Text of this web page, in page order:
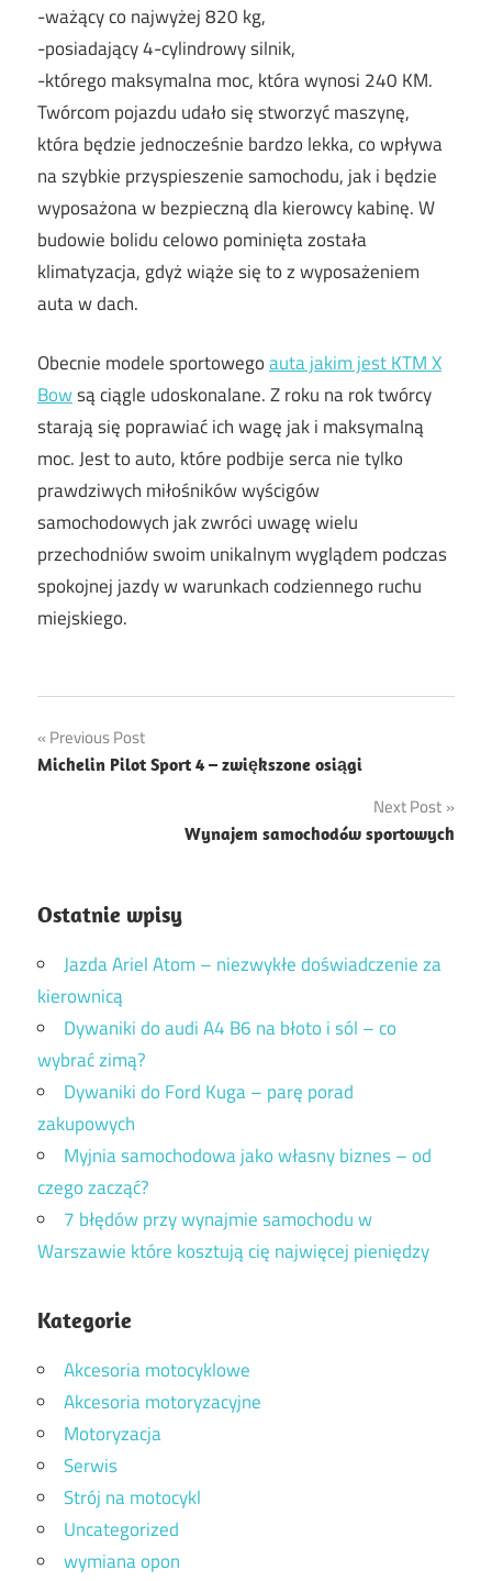
-ważący co najwyżej 820 kg,
-posiadający 4-cylindrowy silnik,
-którego maksymalna moc, która wynosi 240 KM.
Twórcom pojazdu udało się stworzyć maszynę,
która będzie jednocześnie bardzo lekka, co wpływa
na szybkie przyspieszenie samochodu, jak i będzie
wyposażona w bezpieczną dla kierowcy kabinę. W
budowie bolidu celowo pominięta została
klimatyzacja, gdyż wiąże się to z wyposażeniem
auta w dach.
Obecnie modele sportowegoauta jakim jest KTM X
Bowsą ciągle udoskonalane. Z roku na rok twórcy
starają się poprawiać ich wagę jak i maksymalną
moc. Jest to auto, które podbije serca nie tylko
prawdziwych miłośników wyścigów
samochodowych jak zwróci uwagę wielu
przechodniów swoim unikalnym wyglądem podczas
spokojnej jazdy w warunkach codziennego ruchu
miejskiego.
Nawigacja
wpisu
Previous Post
Michelin Pilot Sport 4 – zwiększone osiągi
Next Post
Wynajem samochodów sportowych
Ostatnie wpisy
Jazda Ariel Atom – niezwykłe doświadczenie za
kierownicą
Dywaniki do audi A4 B6 na błoto i sól – co
wybrać zimą?
Dywaniki do Ford Kuga – parę porad
zakupowych
Myjnia samochodowa jako własny biznes – od
czego zacząć?
7 błędów przy wynajmie samochodu w
Warszawie które kosztują cię najwięcej pieniędzy
Kategorie
Akcesoria motocyklowe
Akcesoria motoryzacyjne
Motoryzacja
Serwis
Strój na motocykl
Uncategorized
wymiana opon